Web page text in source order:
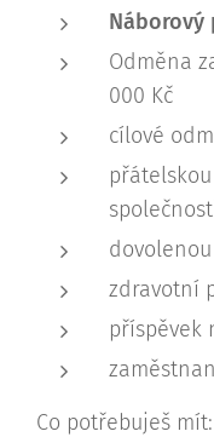
Náborový
Odměna
000 Kč
cílové
zdravotní
příspěvek
Co potřebuješ mít: